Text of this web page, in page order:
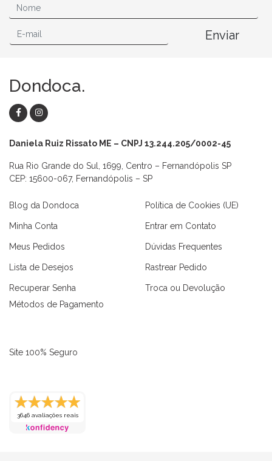
Macaquinhos
Enviar
Dondoca.
Daniela Ruiz Rissato ME – CNPJ 13.244.205/0002-45
Rua Rio Grande do Sul, 1699, Centro – Fernandópolis SP
CEP: 15600-067, Fernandópolis – SP
Blog da Dondoca
Minha Conta
Meus Pedidos
Lista de Desejos
Recuperar Senha
Política de Cookies (UE)
Entrar em Contato
Dúvidas Frequentes
Rastrear Pedido
Troca ou Devolução
Métodos de Pagamento
Site 100% Seguro
3646 avaliações reais